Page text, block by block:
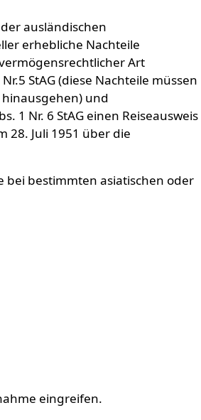
ausländischen
erhebliche Nachteile
Art
StAG (diese Nachteile müssen
und
1 Nr. 6 StAG einen Reiseausweis
28. Juli 1951 über die
bei bestimmten asiatischen oder
eingreifen.